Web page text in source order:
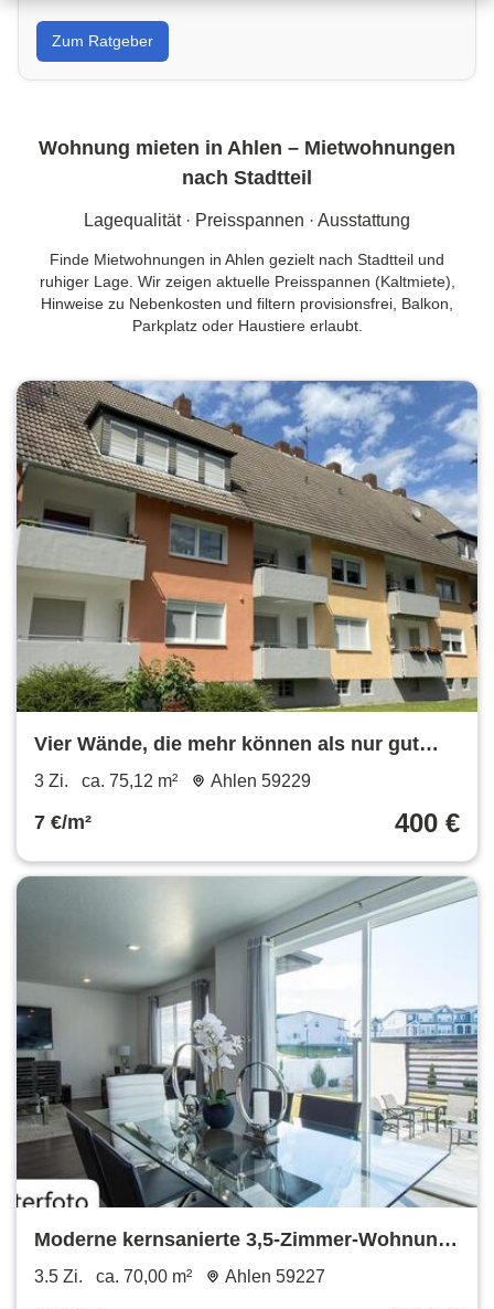
Von Wandfarbe bis Sanierung: Tipps, Kostenrahmen
und Handwerkersuche in Ahlen für dein Projekt.
Zum Ratgeber
Wohnung mieten in Ahlen – Miet­wohnungen
nach Stadtteil
Lagequalität · Preisspannen · Ausstattung
Finde Mietwohnungen in Ahlen gezielt nach Stadtteil und
ruhiger Lage. Wir zeigen aktuelle Preisspannen (Kaltmiete),
Hinweise zu Nebenkosten und filtern provisionsfrei, Balkon,
Parkplatz oder Haustiere erlaubt.
Vier Wände, die mehr können als nur gut
aussehen.
3 Zi. ca. 75,12 m² Ahlen 59229
7 €/m² 400 €
Moderne kernsanierte 3,5-Zimmer-Wohnung
in Ahlen
3.5 Zi. ca. 70,00 m² Ahlen 59227